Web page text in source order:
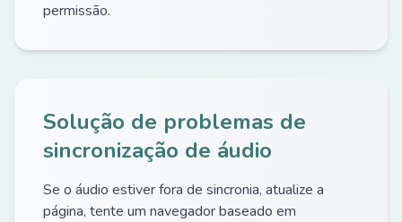
permissão.
Solução de problemas de
sincronização de áudio
Se o áudio estiver fora de sincronia, atualize a
página, tente um navegador baseado em